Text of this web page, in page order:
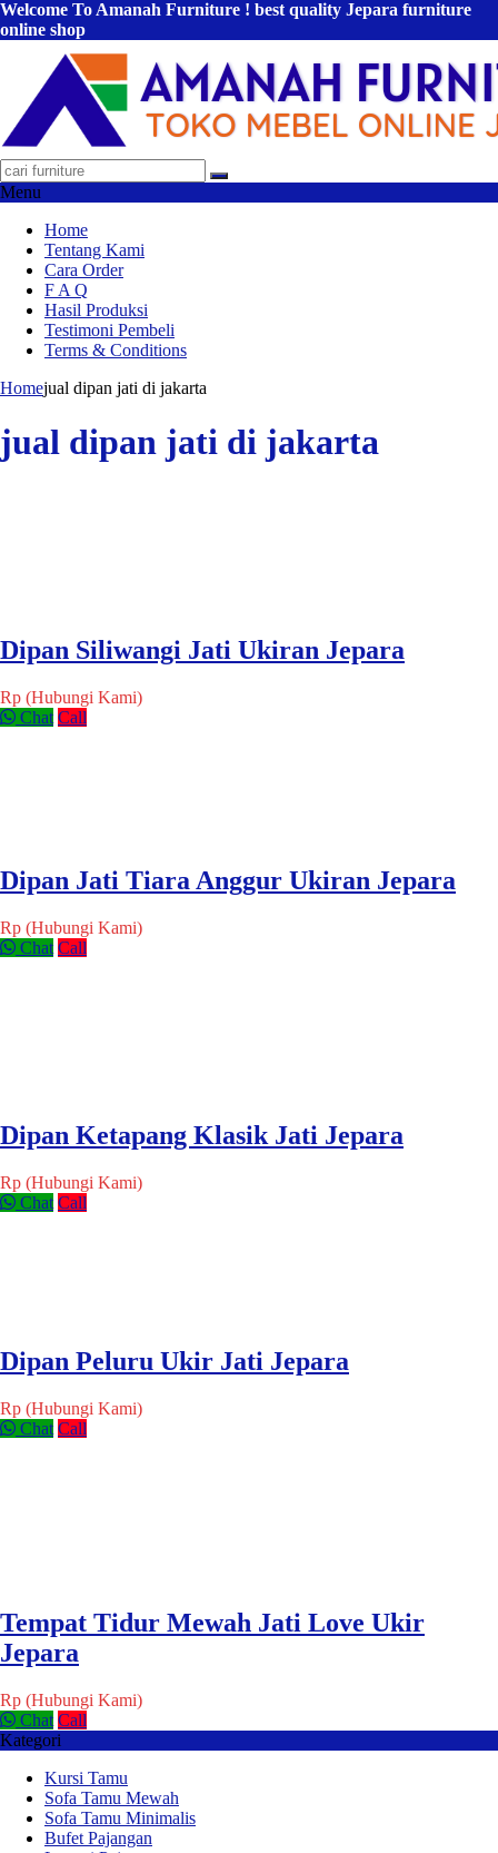
Welcome To Amanah Furniture ! best quality Jepara furniture
online shop
Menu
Home
Tentang Kami
Cara Order
F A Q
Hasil Produksi
Testimoni Pembeli
Terms & Conditions
Homejual dipan jati di jakarta
jual dipan jati di jakarta
Dipan Siliwangi Jati Ukiran Jepara
Rp (Hubungi Kami)
Chat Call
Dipan Jati Tiara Anggur Ukiran Jepara
Rp (Hubungi Kami)
Chat Call
Dipan Ketapang Klasik Jati Jepara
Rp (Hubungi Kami)
Chat Call
Dipan Peluru Ukir Jati Jepara
Rp (Hubungi Kami)
Chat Call
Tempat Tidur Mewah Jati Love Ukir
Jepara
Rp (Hubungi Kami)
Chat Call
Kategori
Kursi Tamu
Sofa Tamu Mewah
Sofa Tamu Minimalis
Bufet Pajangan